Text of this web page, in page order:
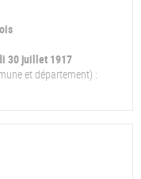
30 juillet 1917
et département) :